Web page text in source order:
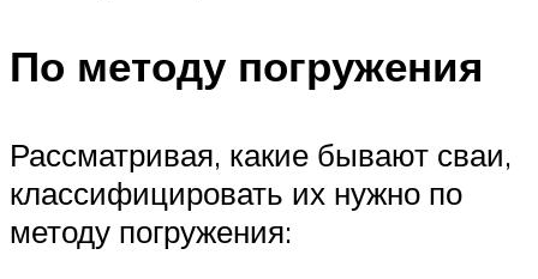
По методу погружения
Рассматривая, какие бывают сваи,
классифицировать их нужно по
методу погружения: